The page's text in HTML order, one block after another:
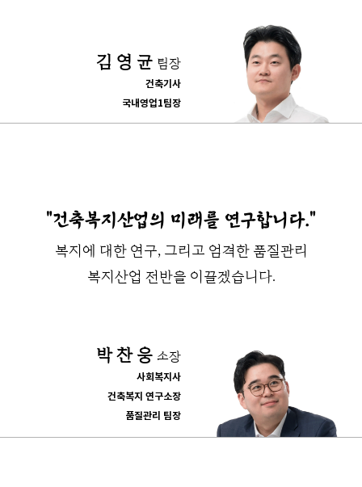
김 영 균 팀장
건축기사
국내영업1팀장
"건축복지산업의 미래를 연구합니다."
복지에 대한 연구, 그리고 엄격한 품질관리
복지산업 전반을 이끌겠습니다.
박 찬 웅 소장
사회복지사
건축복지 연구소장
품질관리 팀장